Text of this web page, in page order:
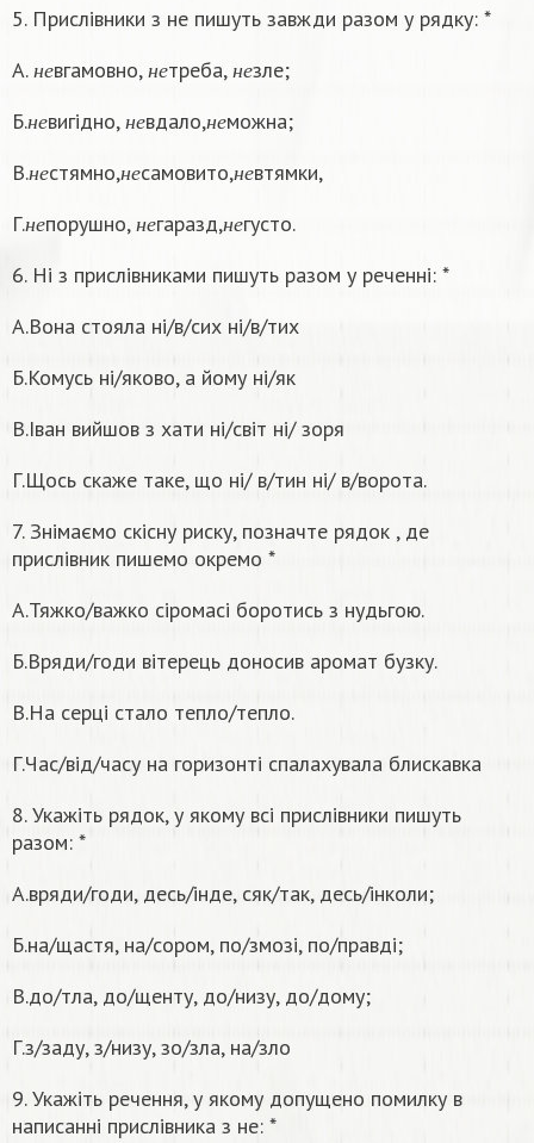
5. Прислівники з не пишуть завжди разом у рядку: *
А.
н е вгамовно, н е треба, н е зле;
Б.н е вигідно, н е вдало,н е можна;
В.н е стямно,н е самовито,н е втямки,
Г.н е порушно, н е гаразд,н е густо.
6. Ні з прислівниками пишуть разом у реченні: *
А.Вона стояла ні/в/сих ні/в/тих
Б.Комусь ні/яково, а йому ні/як
В.Іван вийшов з хати ні/світ ні/ зоря
Г.Щось скаже таке, що ні/ в/тин ні/ в/ворота.
7. Знімаємо скісну риску, позначте рядок , де
прислівник пишемо окремо *
А.Тяжко/важко сіромасі боротись з нудьгою.
Б.Вряди/годи вітерець доносив аромат бузку.
В.На серці стало тепло/тепло.
Г.Час/від/часу на горизонті спалахувала блискавка
8. Укажіть рядок, у якому всі прислівники пишуть
разом: *
А.вряди/годи, десь/інде, сяк/так, десь/інколи;
Б.на/щастя, на/сором, по/змозі, по/правді;
В.до/тла, до/щенту, до/низу, до/дому;
Г.з/заду, з/низу, зо/зла, на/зло
9. Укажіть речення, у якому допущено помилку в
написанні прислівника з не: *